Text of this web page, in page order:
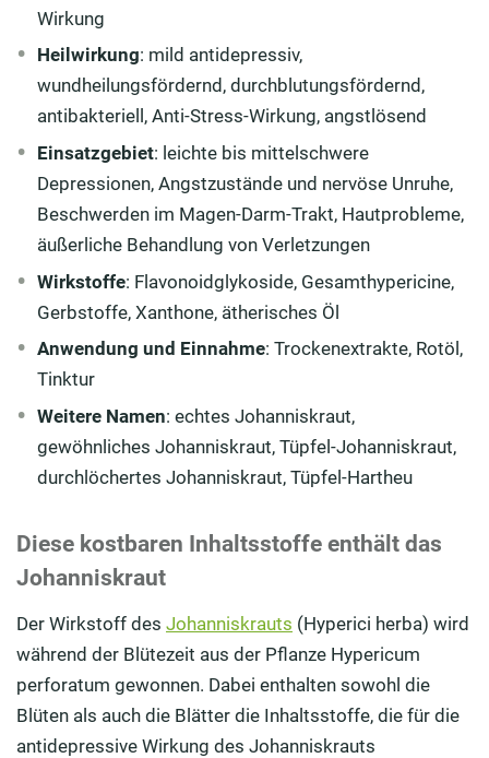
Wirkung
Heilwirkung: mild antidepressiv,
wundheilungsfördernd, durchblutungsfördernd,
antibakteriell, Anti-Stress-Wirkung, angstlösend
Einsatzgebiet: leichte bis mittelschwere
Depressionen, Angstzustände und nervöse Unruhe,
Beschwerden im Magen-Darm-Trakt, Hautprobleme,
äußerliche Behandlung von Verletzungen
Wirkstoffe: Flavonoidglykoside, Gesamthypericine,
Gerbstoffe, Xanthone, ätherisches Öl
Anwendung und Einnahme: Trockenextrakte, Rotöl,
Tinktur
Weitere Namen: echtes Johanniskraut,
gewöhnliches Johanniskraut, Tüpfel-Johanniskraut,
durchlöchertes Johanniskraut, Tüpfel-Hartheu
Diese kostbaren Inhaltsstoffe enthält das
Johanniskraut
Der Wirkstoff des Johanniskrauts (Hyperici herba) wird
während der Blütezeit aus der Pflanze Hypericum
perforatum gewonnen. Dabei enthalten sowohl die
Blüten als auch die Blätter die Inhaltsstoffe, die für die
antidepressive Wirkung des Johanniskrauts